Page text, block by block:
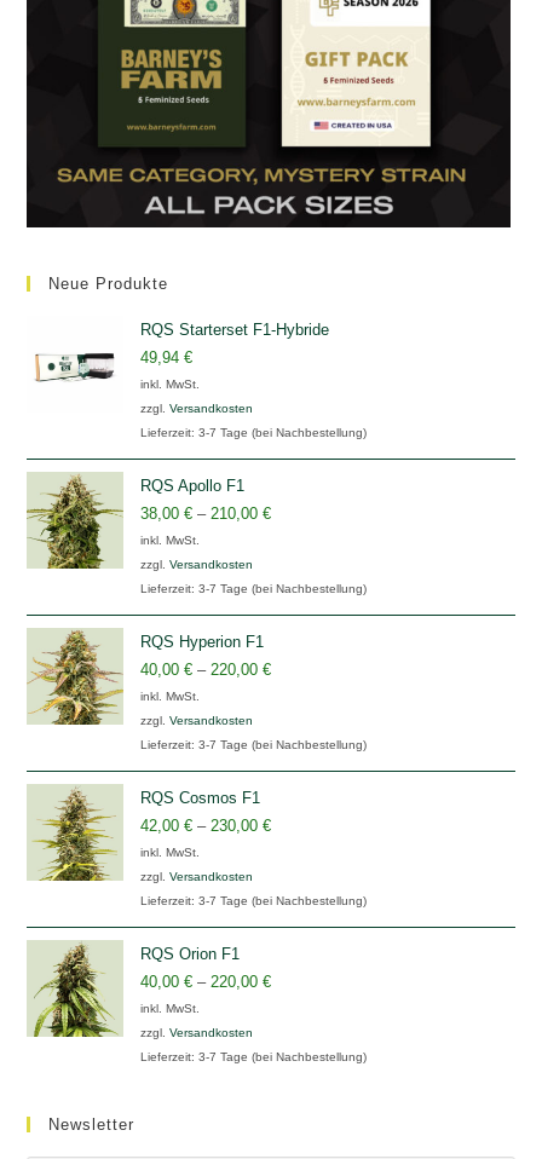
Neue Produkte
RQS Starterset F1-Hybride
49,94€
inkl. MwSt.
zzgl.Versandkosten
Lieferzeit:3-7 Tage (bei Nachbestellung)
RQS Apollo F1
38,00€ –210,00€
inkl. MwSt.
zzgl.Versandkosten
Lieferzeit:3-7 Tage (bei Nachbestellung)
RQS Hyperion F1
40,00€ –220,00€
inkl. MwSt.
zzgl.Versandkosten
Lieferzeit:3-7 Tage (bei Nachbestellung)
RQS Cosmos F1
42,00€ –230,00€
inkl. MwSt.
zzgl.Versandkosten
Lieferzeit:3-7 Tage (bei Nachbestellung)
RQS Orion F1
40,00€ –220,00€
inkl. MwSt.
zzgl.Versandkosten
Lieferzeit:3-7 Tage (bei Nachbestellung)
Newsletter